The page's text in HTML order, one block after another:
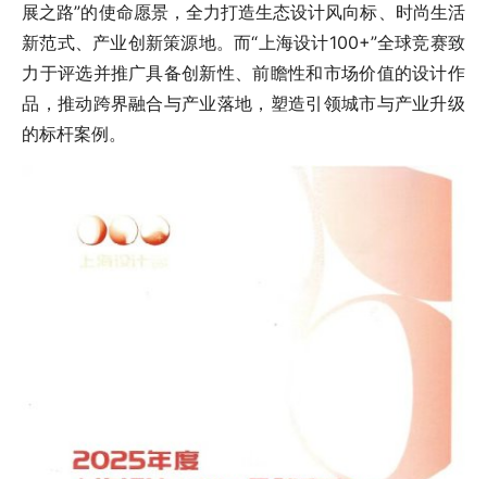
展之路”的使命愿景，全力打造生态设计风向标、时尚生活
新范式、产业创新策源地。而“上海设计100+”全球竞赛致
力于评选并推广具备创新性、前瞻性和市场价值的设计作
品，推动跨界融合与产业落地，塑造引领城市与产业升级
的标杆案例。